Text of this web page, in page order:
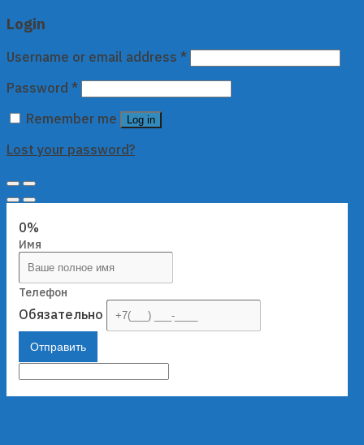
Login
Username or email address *
Password *
Remember me
Log in
Lost your password?
0%
Имя
Телефон
Обязательно
Отправить